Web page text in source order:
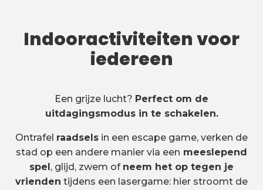
Indooractiviteiten voor
iedereen
Een grijze lucht? Perfect om de
uitdagingsmodus in te schakelen.
Ontrafel raadsels in een escape game, verken de
stad op een andere manier via een meeslepend
spel, glijd, zwem of neem het op tegen je
vrienden tijdens een lasergame: hier stroomt de